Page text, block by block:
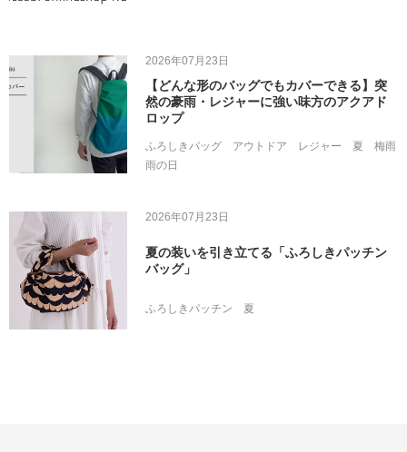
2026年07月23日
【どんな形のバッグでもカバーできる】突
然の豪雨・レジャーに強い味方のアクアド
ロップ
ふろしきバッグ アウトドア レジャー 夏
梅雨
雨の日
2026年07月23日
夏の装いを引き立てる「ふろしきパッチン
バッグ」
ふろしきパッチン 夏